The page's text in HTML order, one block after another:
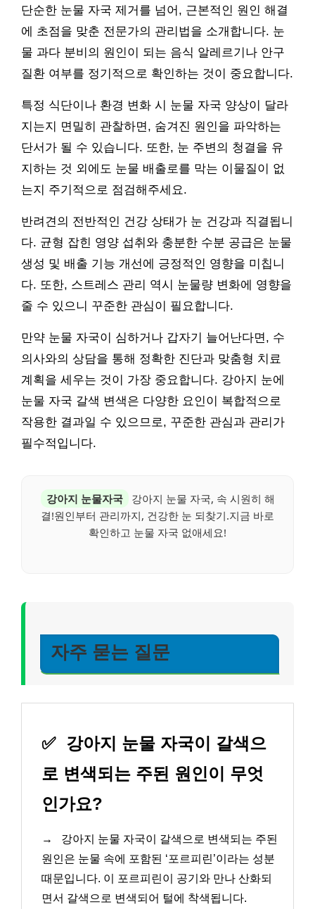
단순한 눈물 자국 제거를 넘어, 근본적인 원인 해결
에 초점을 맞춘 전문가의 관리법을 소개합니다. 눈
물 과다 분비의 원인이 되는 음식 알레르기나 안구
질환 여부를 정기적으로 확인하는 것이 중요합니다.
특정 식단이나 환경 변화 시 눈물 자국 양상이 달라
지는지 면밀히 관찰하면, 숨겨진 원인을 파악하는
단서가 될 수 있습니다. 또한, 눈 주변의 청결을 유
지하는 것 외에도 눈물 배출로를 막는 이물질이 없
는지 주기적으로 점검해주세요.
반려견의 전반적인 건강 상태가 눈 건강과 직결됩니
다. 균형 잡힌 영양 섭취와 충분한 수분 공급은 눈물
생성 및 배출 기능 개선에 긍정적인 영향을 미칩니
다. 또한, 스트레스 관리 역시 눈물량 변화에 영향을
줄 수 있으니 꾸준한 관심이 필요합니다.
만약 눈물 자국이 심하거나 갑자기 늘어난다면, 수
의사와의 상담을 통해 정확한 진단과 맞춤형 치료
계획을 세우는 것이 가장 중요합니다. 강아지 눈에
눈물 자국 갈색 변색은 다양한 요인이 복합적으로
작용한 결과일 수 있으므로, 꾸준한 관심과 관리가
필수적입니다.
강아지 눈물자국
강아지 눈물 자국, 속 시원히 해
결!원인부터 관리까지, 건강한 눈 되찾기.지금 바로
확인하고 눈물 자국 없애세요!
자주 묻는 질문
✅ 강아지 눈물 자국이 갈색으
로 변색되는 주된 원인이 무엇
인가요?
→
강아지 눈물 자국이 갈색으로 변색되는 주된
원인은 눈물 속에 포함된 ‘포르피린’이라는 성분
때문입니다. 이 포르피린이 공기와 만나 산화되
면서 갈색으로 변색되어 털에 착색됩니다.